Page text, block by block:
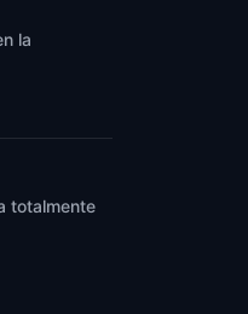
la
totalmente